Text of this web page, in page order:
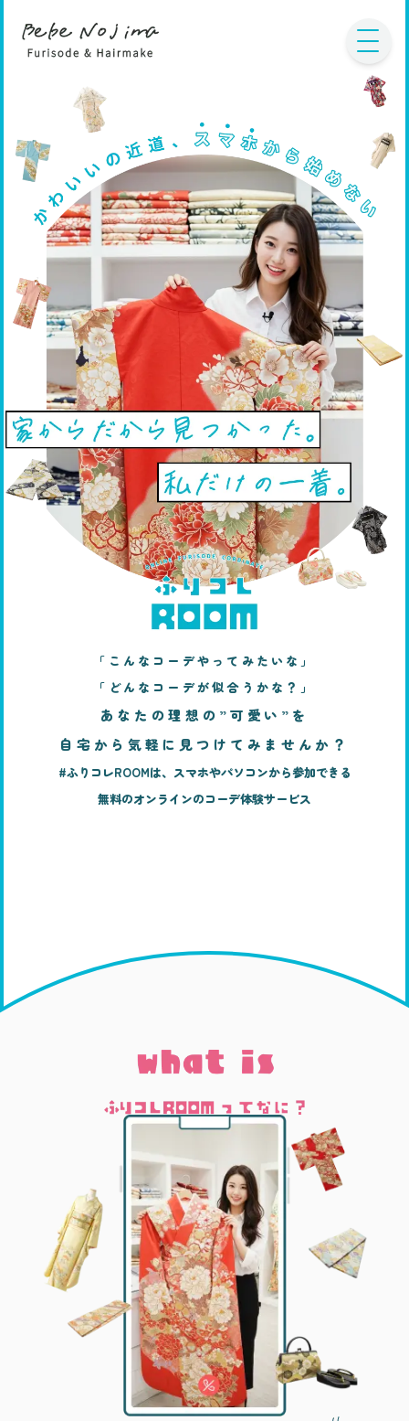
「こんなコーデやってみたいな」
「どんなコーデが似合うかな？」
あなたの理想の”可愛い”を
自宅から気軽に見つけてみませんか？
#ふりコレROOMは、スマホやパソコンから参加できる
無料のオンラインのコーデ体験サービス